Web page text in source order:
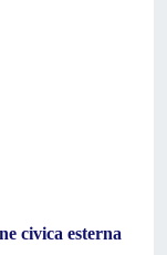
civica esterna